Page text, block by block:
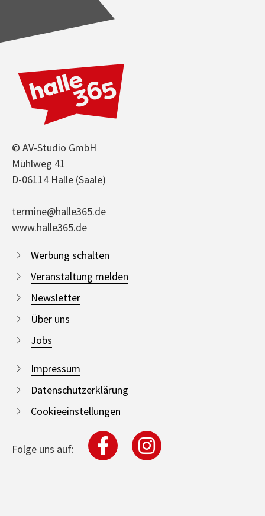
© AV-Studio GmbH
Mühlweg 41
D-06114 Halle (Saale)
termine@halle365.de
www.halle365.de
Werbung schalten
Veranstaltung melden
Newsletter
Über uns
Jobs
Impressum
Datenschutzerklärung
Cookieeinstellungen
Folge uns auf: